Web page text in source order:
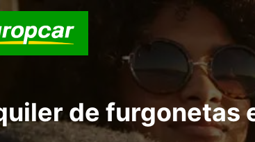
de furgonetas